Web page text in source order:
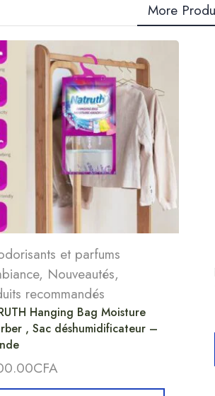
More
et parfums
, Nouveautés,
recommandés
Hanging Bag Moisture
, Sac déshumidificateur –
CFA